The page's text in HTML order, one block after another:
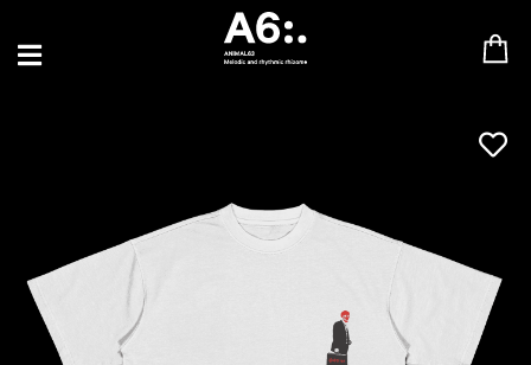
BLU SAMU
JASON GLASSER
JOHAN PAPACONSTANTINO
LOVE SUPREME
MAX BABY